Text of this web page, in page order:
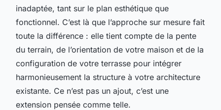
inadaptée, tant sur le plan esthétique que
fonctionnel. C’est là que l’approche sur mesure fait
toute la différence : elle tient compte de la pente
du terrain, de l’orientation de votre maison et de la
configuration de votre terrasse pour intégrer
harmonieusement la structure à votre architecture
existante. Ce n’est pas un ajout, c’est une
extension pensée comme telle.